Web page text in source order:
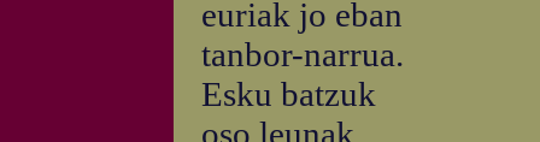
euriak jo eban
tanbor-narrua.
Esku batzuk
oso leunak